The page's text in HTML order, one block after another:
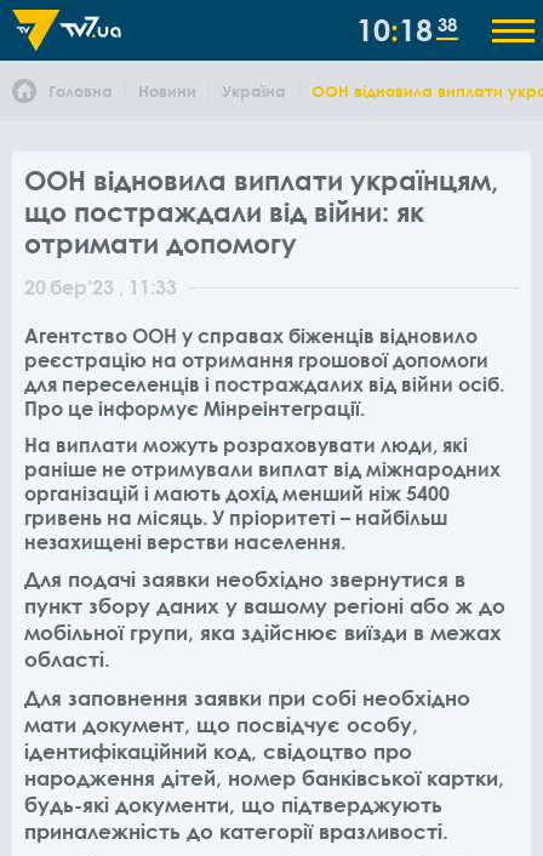
10 18 38
Головна Новини Україна ООН відновила виплати
ООН відновила виплати українцям,
що постраждали від війни: як
отримати допомогу
20 бер'23 , 11:33
Агентство ООН у справах біженців відновило
реєстрацію на отримання грошової допомоги
для переселенців і постраждалих від війни осіб.
Про це інформує Мінреінтеграції.
На виплати можуть розраховувати люди, які
раніше не отримували виплат від міжнародних
організацій і мають дохід менший ніж 5400
гривень на місяць. У пріоритеті – найбільш
незахищені верстви населення.
Для подачі заявки необхідно звернутися в
пункт збору даних у вашому регіоні або ж до
мобільної групи, яка здійснює виїзди в межах
області.
Для заповнення заявки при собі необхідно
мати документ, що посвідчує особу,
ідентифікаційний код, свідоцтво про
народження дітей, номер банківської картки,
будь-які документи, що підтверджують
приналежність до категорії вразливості.